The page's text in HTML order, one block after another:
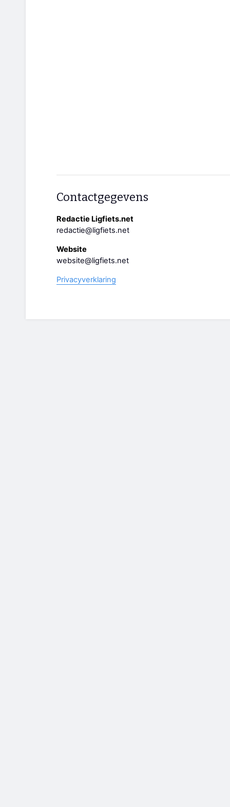
Contactgegevens
Redactie Ligfiets.net
redactie@ligfiets.net
Website
website@ligfiets.net
Privacyverklaring